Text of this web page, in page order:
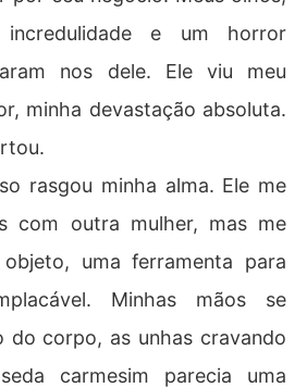
incredulidade e um horror
nos dele. Ele viu meu
minha devastação absoluta.
rasgou minha alma. Ele me
com outra mulher, mas me
uma ferramenta para
Minhas mãos se
do corpo, as unhas cravando
carmesim parecia uma